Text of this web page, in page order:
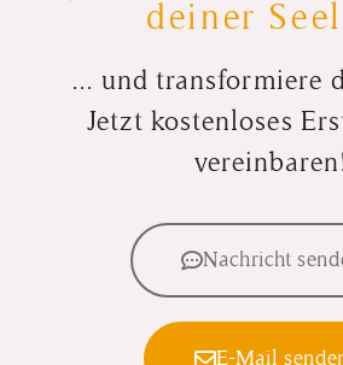
deiner
... und transformiere
Jetzt kostenloses
Nachricht
E-Mail